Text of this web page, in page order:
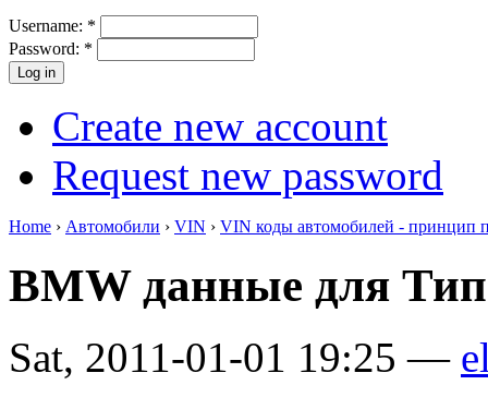
Username: *
Password: *
Create new account
Request new password
Home › Автомобили › VIN › VIN коды автомобилей - принцип
BMW данные для
Sat, 2011-01-01 19:25 —